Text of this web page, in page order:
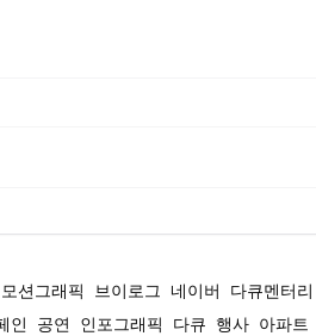
모션그래픽 브이로그 네이버 다큐멘터리
인 공연 인포그래픽 다큐 행사 아파트